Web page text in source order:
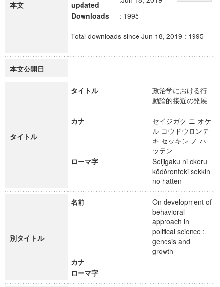
本文
updated
Downloads
: 1995
Total downloads since Jun 18, 2019 : 1995
本文公開日
タイトル
タイトル
政治学における行
動論的接近の発展
カナ
セイジガク ニ オケ
ル コウドウロンテ
キ セッキン ノ ハ
ッテン
ローマ字
Seijigaku ni okeru
kōdōronteki sekkin
no hatten
別タイトル
名前
On development of
behavioral
approach in
political science :
genesis and
growth
カナ
ローマ字